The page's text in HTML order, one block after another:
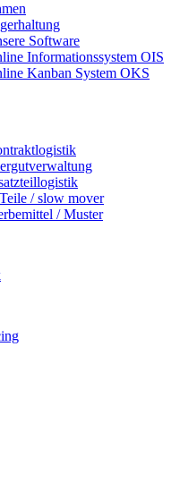
Software
Informationssystem OIS
Kanban System OKS
/ slow mover
/ Muster